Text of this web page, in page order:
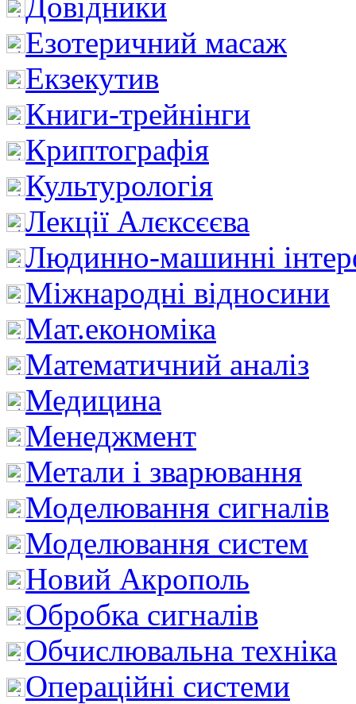
Езотеричний масаж
Екзекутив
Книги-трейнінги
Криптографія
Культурологія
Лекції Алєксєєва
Людинно-машинні
Міжнародні відносини
Мат.економіка
Математичний аналіз
Медицина
Менеджмент
Метали і зварювання
Моделювання сигналів
Моделювання систем
Новий Акрополь
Обробка сигналів
Обчислювальна техніка
Операційні системи